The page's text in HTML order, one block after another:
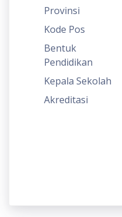
Provinsi
Kode Pos
Bentuk
Pendidikan
Kepala Sekolah
Akreditasi